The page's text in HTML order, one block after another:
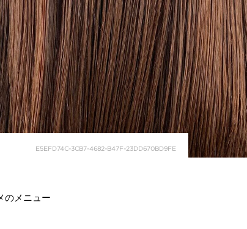
E5EFD74C-3CB7-4682-B47F-23DD670BD9FE
のメニュー